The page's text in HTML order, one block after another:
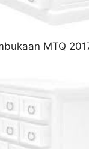
MTQ